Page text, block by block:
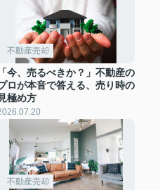
不動産売却
「今、売るべきか？」不動産の
ロが本音で答える、売り時の
見極め方
不動産売却